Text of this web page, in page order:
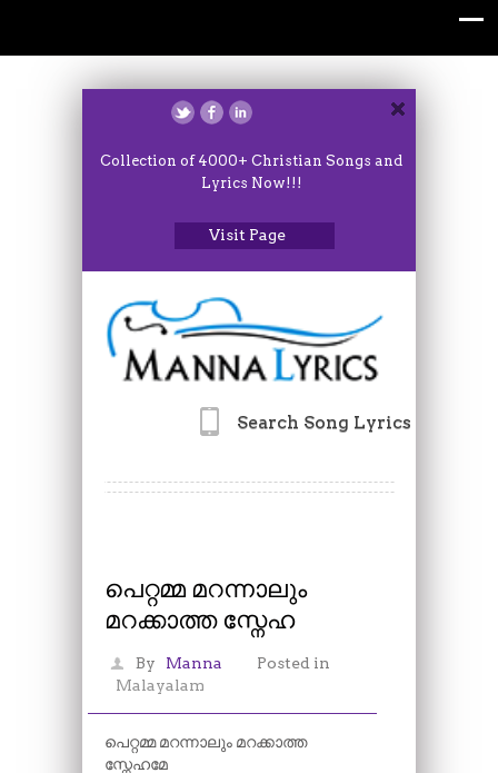
Collection of 4000+ Christian Songs and
Lyrics Now!!!
Visit Page
Search Song Lyrics
പെറ്റമ്മ മറന്നാലും
മറക്കാത്ത സ്നേഹ
By Manna
Posted in
Malayalam
പെറ്റമ്മ മറന്നാലും മറക്കാത്ത
സ്നേഹമേ